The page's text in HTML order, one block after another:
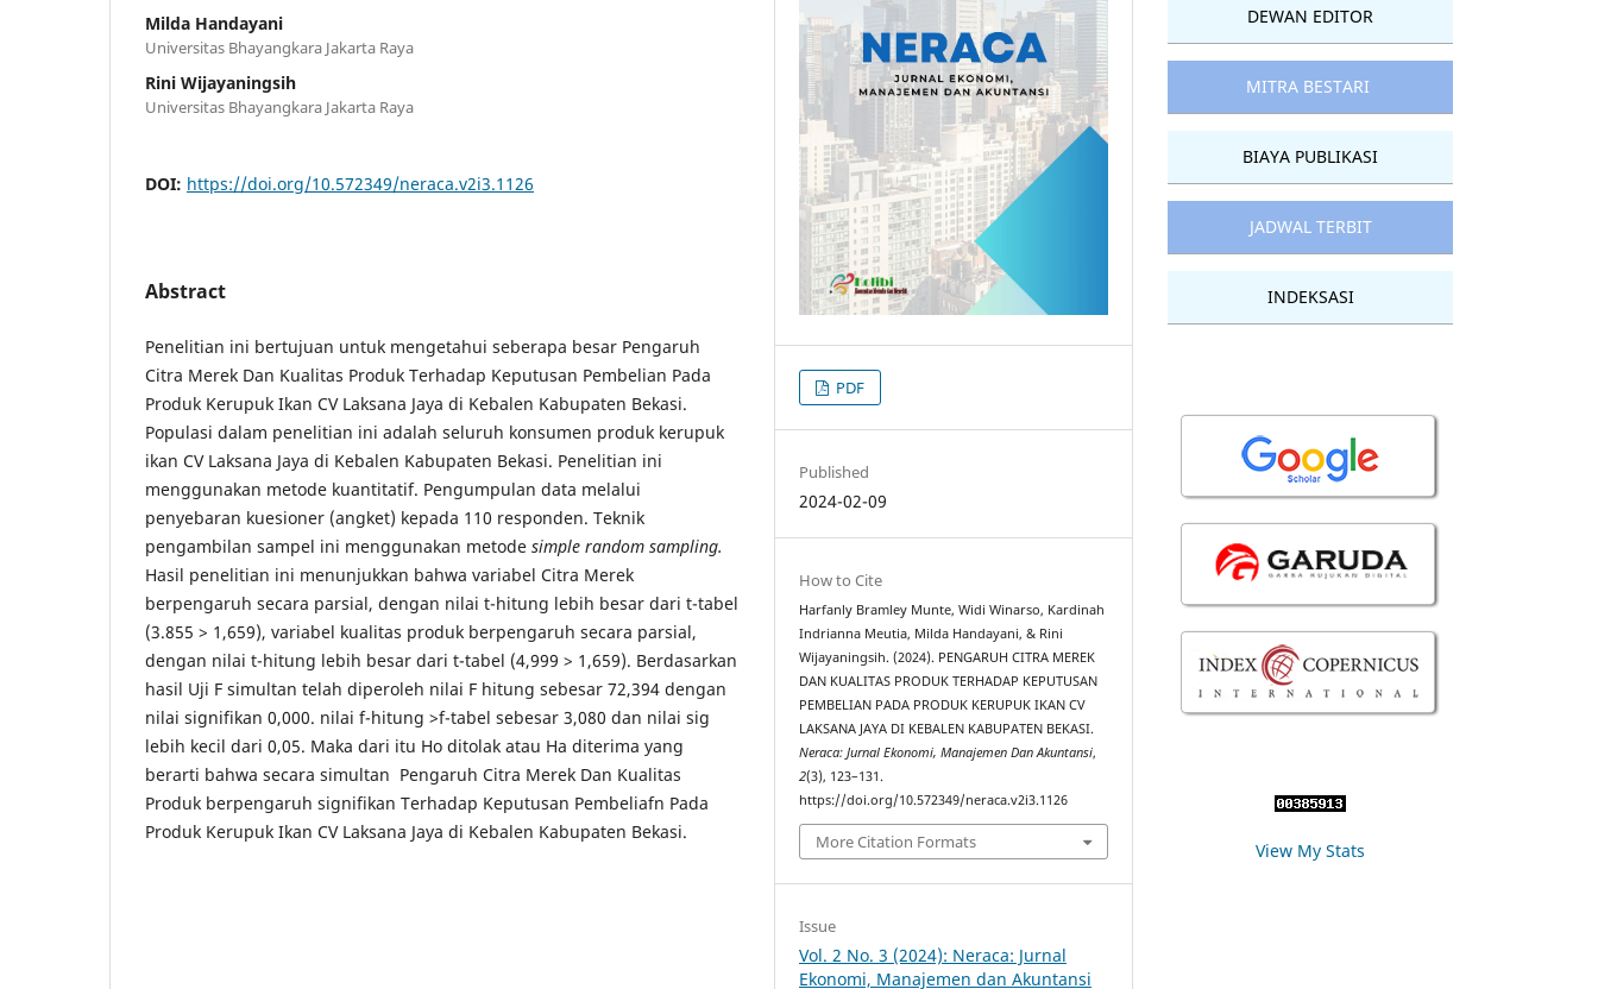
Milda Handayani
Universitas Bhayangkara Jakarta Raya
Rini Wijayaningsih
Universitas Bhayangkara Jakarta Raya
DOI: https://doi.org/10.572349/neraca.v2i3.1126
Abstract
Penelitian ini bertujuan untuk mengetahui seberapa besar Pengaruh
Citra Merek Dan Kualitas Produk Terhadap Keputusan Pembelian Pada
Produk Kerupuk Ikan CV Laksana Jaya di Kebalen Kabupaten Bekasi.
Populasi dalam penelitian ini adalah seluruh konsumen produk kerupuk
ikan CV Laksana Jaya di Kebalen Kabupaten Bekasi. Penelitian ini
menggunakan metode kuantitatif. Pengumpulan data melalui
penyebaran kuesioner (angket) kepada 110 responden. Teknik
pengambilan sampel ini menggunakan metode simple random sampling.
Hasil penelitian ini menunjukkan bahwa variabel Citra Merek
berpengaruh secara parsial, dengan nilai t-hitung lebih besar dari t-tabel
(3.855 > 1,659), variabel kualitas produk berpengaruh secara parsial,
dengan nilai t-hitung lebih besar dari t-tabel (4,999 > 1,659). Berdasarkan
hasil Uji F simultan telah diperoleh nilai F hitung sebesar 72,394 dengan
nilai signifikan 0,000. nilai f-hitung >f-tabel sebesar 3,080 dan nilai sig
lebih kecil dari 0,05. Maka dari itu Ho ditolak atau Ha diterima yang
berarti bahwa secara simultan Pengaruh Citra Merek Dan Kualitas
Produk berpengaruh signifikan Terhadap Keputusan Pembeliafn Pada
Produk Kerupuk Ikan CV Laksana Jaya di Kebalen Kabupaten Bekasi.
PDF
Published
2024-02-09
How to Cite
Harfanly Bramley Munte, Widi Winarso, Kardinah
Indrianna Meutia, Milda Handayani, & Rini
Wijayaningsih. (2024). PENGARUH CITRA MEREK
DAN KUALITAS PRODUK TERHADAP KEPUTUSAN
PEMBELIAN PADA PRODUK KERUPUK IKAN CV
LAKSANA JAYA DI KEBALEN KABUPATEN BEKASI.
Neraca: Jurnal Ekonomi, Manajemen Dan Akuntansi,
2(3), 123–131.
https://doi.org/10.572349/neraca.v2i3.1126
More Citation Formats
Issue
Vol. 2 No. 3 (2024): Neraca: Jurnal
Ekonomi, Manajemen dan Akuntansi
DEWAN EDITOR
MITRA BESTARI
BIAYA PUBLIKASI
JADWAL TERBIT
INDEKSASI
View My Stats